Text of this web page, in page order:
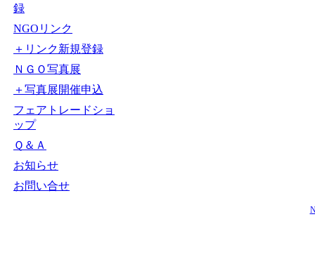
録
NGOリンク
＋リンク新規登録
ＮＧＯ写真展
＋写真展開催申込
フェアトレードショ
ップ
Ｑ＆Ａ
お知らせ
お問い合せ